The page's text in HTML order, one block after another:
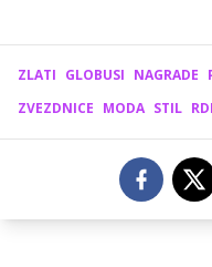
ZLATI GLOBUSI NAGRADE
ZVEZDNICE MODA STIL